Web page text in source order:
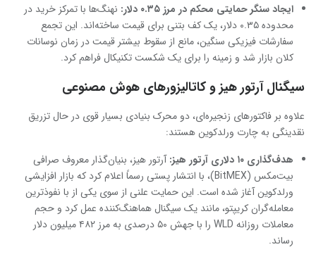
ایجاد سنگر حمایتی محکم در مرز ۰.۳۵ دلار:
نهنگ‌ها با تمرکز خرید در
محدوده ۰.۳۵ دلار، یک کف بتنی برای قیمت ساخته‌اند. این تجمع
سفارشات فیزیکی سنگین، مانع از سقوط بیشتر قیمت در زمان نوسانات
کلان بازار شد و زمینه را برای یک شکست تکنیکال فراهم کرد.
سیگنال آرتور هیز و کاتالیزورهای هوش مصنوعی
علاوه بر فاکتورهای زنجیره‌ای، دو محرک بنیادی بسیار قوی در حال تزریق
نقدینگی به چارت ورلدکوین هستند:
هدف‌گذاری ۱۰ دلاری آرتور هیز:
آرتور هیز، بنیان‌گذار معروف صرافی
بیت‌مکس (BitMEX)، با انتشار پستی رسماً اعلام کرد که بازار افزایشی
ورلدکوین آغاز شده است. این حمایت علنی از سوی یکی از با نفوذترین
معامله‌گران کریپتو، مانند یک سیگنال هماهنگ‌کننده عمل کرد و حجم
معاملات روزانه WLD را با جهش ۵۰ درصدی به مرز ۴۸۲ میلیون دلار
رساند.